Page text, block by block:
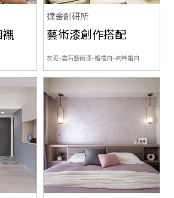
達舍創研所
藝術漆創作搭配
灰泥+雲石藝術漆+婚禮白+純粹霜白